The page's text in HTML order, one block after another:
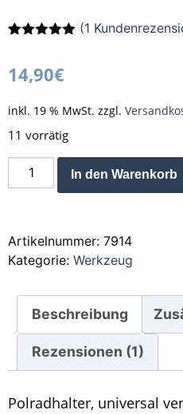
basierend
auf
(1
14,90€
inkl. 19 % MwSt. zzgl.
11 vorrätig
Werkzeug
Polrad
Menge
In den Warenkorb
Artikelnummer: 7914
Kategorie: Werkzeug
Beschreibung
Rezensionen (1)
Polradhalter, universal